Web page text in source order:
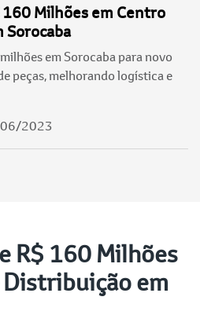
Milhões em Centro
Sorocaba
em Sorocaba para novo
peças, melhorando logística e
06/2023
R$ 160 Milhões
em